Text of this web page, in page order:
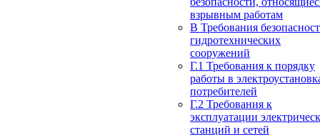
взрывным работам
В Требования
гидротехнических
сооружений
Г.1 Требования к порядку
работы в
потребителей
Г.2 Требования к
эксплуатации
станций и сетей